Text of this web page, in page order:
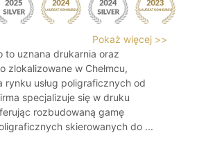
Pokaż więcej >>
to uznana drukarnia oraz
zlokalizowane w Chełmcu,
rynku usług poligraficznych od
specjalizuje się w druku
rozbudowaną gamę
skierowanych do ...